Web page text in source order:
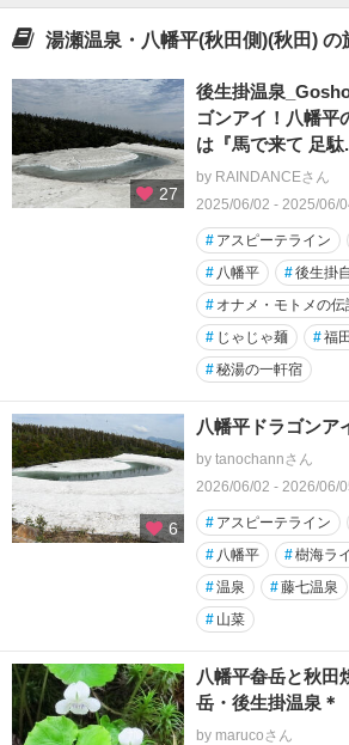
湯瀬温泉・八幡平(秋田側)(秋田) の
27
後生掛温泉
ゴンアイ！八幡平
は『馬で来て 足駄
by RAINDANCEさん
2025/06/02 - 2025/06/
# アスピーテライン
# 八幡平 #後生掛
# オナメ・モトメの伝
# じゃじゃ麺 #福
#秘湯の一軒宿
6
八幡平ドラゴンア
by tanochannさん
2026/06/02 - 2026/06/
# アスピーテライン
# 八幡平 #樹海ラ
#温泉 #藤七温泉
# 山菜
八幡平畚岳と秋
岳・後生掛温泉＊
by marucoさん